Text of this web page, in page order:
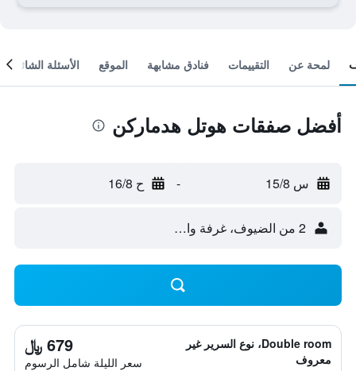
لمحة عن التقييمات فنادق مشابهة الموقع الأسئلة الشائعة
أفضل صفقات هوتل هدماركن
س 15/8 - ح 16/8
2 من الضيوف، غرفة واحدة
Double room، نوع السرير غير
معروف
679 ﷼
سعر الليلة شامل الرسوم